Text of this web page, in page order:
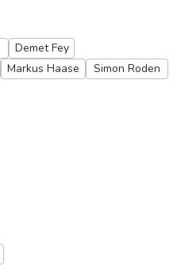
Demet Fey
Markus Haase
Simon Roden